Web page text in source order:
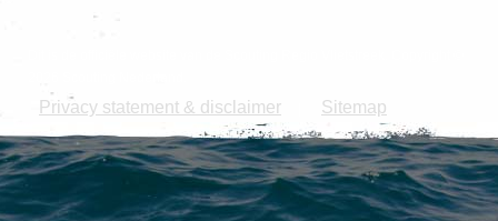
Privacy statement & disclaimer Sitemap